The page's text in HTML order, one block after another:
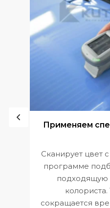
Применяем
Сканирует цвет
программе
подходящую
сокращается